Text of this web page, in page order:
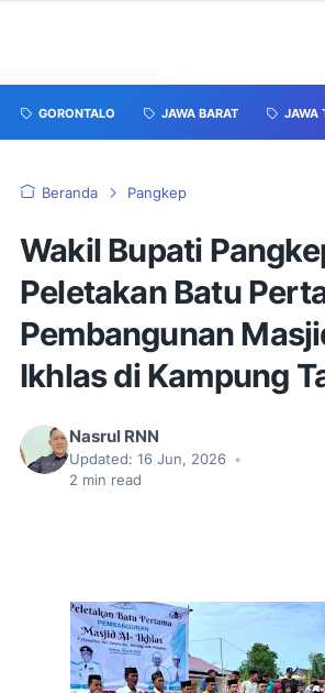
GORONTALO JAWA BARAT JAWA
Beranda Pangkep
Wakil Bupati
Peletakan Batu
Pembangunan
Ikhlas di Kampung
Nasrul RNN
Updated: 16 Jun, 2026 •
2 min read